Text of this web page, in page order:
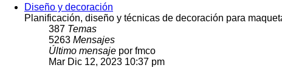
Diseño y decoración
Planificación, diseño y técnicas de decoración para
387 Temas
5263 Mensajes
Último mensaje por fmco
Mar Dic 12, 2023 10:37 pm